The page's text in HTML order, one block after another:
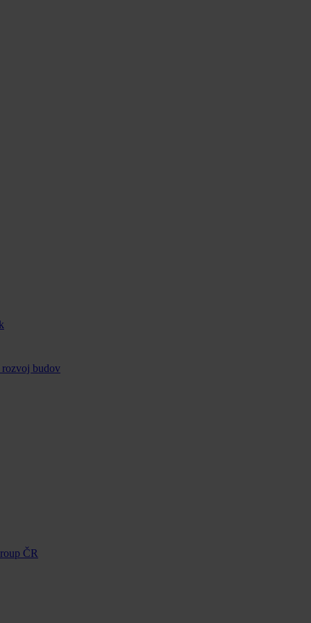
rozvoj budov
ČR